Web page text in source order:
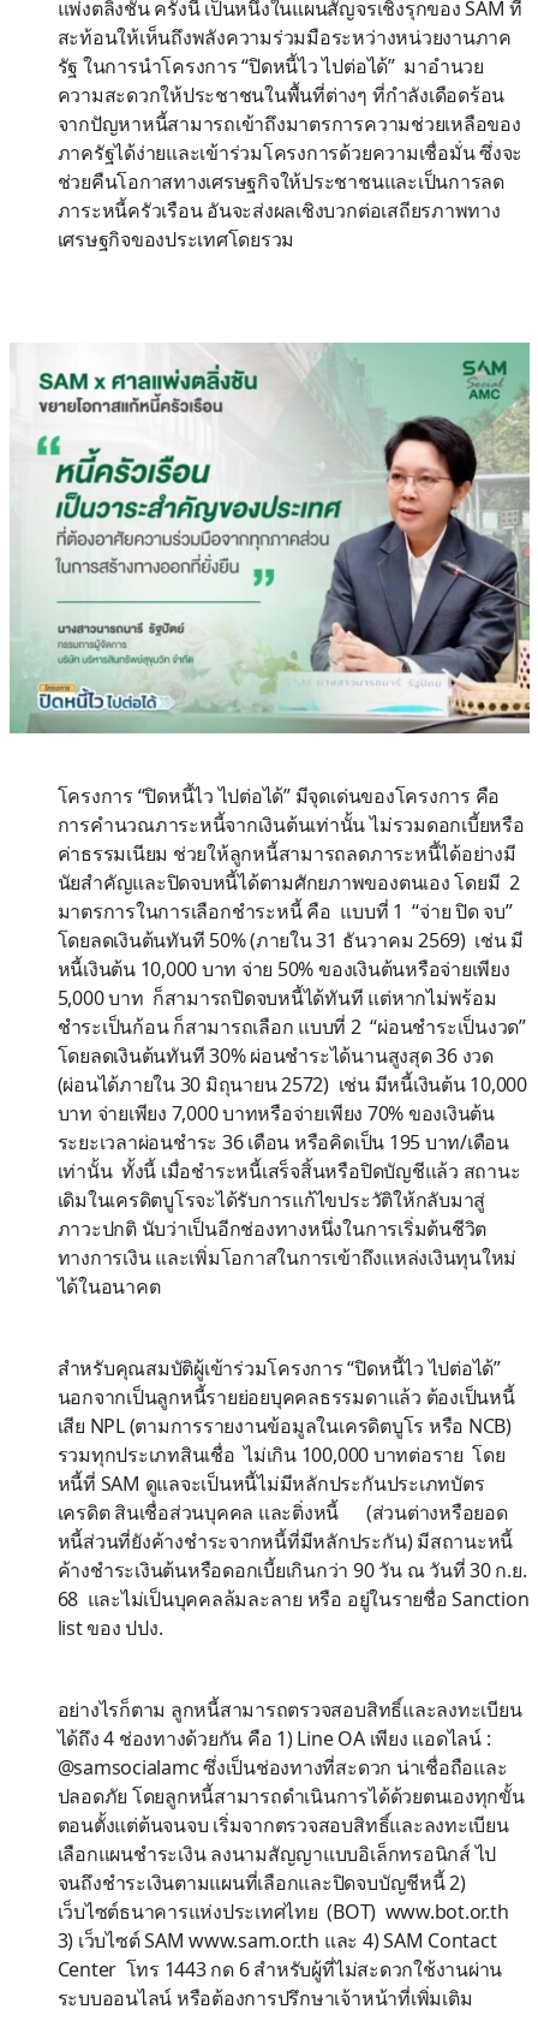
แพ่งตลิ่งชัน ครั้งนี้ เป็นหนึ่งในแผนสัญจรเชิงรุกของ SAM ที่
สะท้อนให้เห็นถึงพลังความร่วมมือระหว่างหน่วยงานภาค
รัฐ ในการนำโครงการ “ปิดหนี้ไว ไปต่อได้” มาอำนวย
ความสะดวกให้ประชาชนในพื้นที่ต่างๆ ที่กำลังเดือดร้อน
จากปัญหาหนี้สามารถเข้าถึงมาตรการความช่วยเหลือของ
ภาครัฐได้ง่ายและเข้าร่วมโครงการด้วยความเชื่อมั่น ซึ่งจะ
ช่วยคืนโอกาสทางเศรษฐกิจให้ประชาชนและเป็นการลด
ภาระหนี้ครัวเรือน อันจะส่งผลเชิงบวกต่อเสถียรภาพทาง
เศรษฐกิจของประเทศโดยรวม
โครงการ “ปิดหนี้ไว ไปต่อได้” มีจุดเด่นของโครงการ คือ
การคำนวณภาระหนี้จากเงินต้นเท่านั้น ไม่รวมดอกเบี้ยหรือ
ค่าธรรมเนียม ช่วยให้ลูกหนี้สามารถลดภาระหนี้ได้อย่างมี
นัยสำคัญและปิดจบหนี้ได้ตามศักยภาพของตนเอง โดยมี 2
มาตรการในการเลือกชำระหนี้ คือ แบบที่ 1 “จ่าย ปิด จบ”
โดยลดเงินต้นทันที 50% (ภายใน 31 ธันวาคม 2569) เช่น มี
หนี้เงินต้น 10,000 บาท จ่าย 50% ของเงินต้นหรือจ่ายเพียง
5,000 บาท ก็สามารถปิดจบหนี้ได้ทันที แต่หากไม่พร้อม
ชำระเป็นก้อน ก็สามารถเลือก แบบที่ 2 “ผ่อนชำระเป็นงวด”
โดยลดเงินต้นทันที 30% ผ่อนชำระได้นานสูงสุด 36 งวด
(ผ่อนได้ภายใน 30 มิถุนายน 2572) เช่น มีหนี้เงินต้น 10,000
บาท จ่ายเพียง 7,000 บาทหรือจ่ายเพียง 70% ของเงินต้น
ระยะเวลาผ่อนชำระ 36 เดือน หรือคิดเป็น 195 บาท/เดือน
เท่านั้น ทั้งนี้ เมื่อชำระหนี้เสร็จสิ้นหรือปิดบัญชีแล้ว สถานะ
เดิมในเครดิตบูโรจะได้รับการแก้ไขประวัติให้กลับมาสู่
ภาวะปกติ นับว่าเป็นอีกช่องทางหนึ่งในการเริ่มต้นชีวิต
ทางการเงิน และเพิ่มโอกาสในการเข้าถึงแหล่งเงินทุนใหม่
ได้ในอนาคต
สำหรับคุณสมบัติผู้เข้าร่วมโครงการ “ปิดหนี้ไว ไปต่อได้”
นอกจากเป็นลูกหนี้รายย่อยบุคคลธรรมดาแล้ว ต้องเป็นหนี้
เสีย NPL (ตามการรายงานข้อมูลในเครดิตบูโร หรือ NCB)
รวมทุกประเภทสินเชื่อ ไม่เกิน 100,000 บาทต่อราย โดย
หนี้ที่ SAM ดูแลจะเป็นหนี้ไม่มีหลักประกันประเภทบัตร
เครดิต สินเชื่อส่วนบุคคล และติ่งหนี้ (ส่วนต่างหรือยอด
หนี้ส่วนที่ยังค้างชำระจากหนี้ที่มีหลักประกัน) มีสถานะหนี้
ค้างชำระเงินต้นหรือดอกเบี้ยเกินกว่า 90 วัน ณ วันที่ 30 ก.ย.
68 และไม่เป็นบุคคลล้มละลาย หรือ อยู่ในรายชื่อ Sanction
list ของ ปปง.
อย่างไรก็ตาม ลูกหนี้สามารถตรวจสอบสิทธิ์และลงทะเบียน
ได้ถึง 4 ช่องทางด้วยกัน คือ 1) Line OA เพียง แอดไลน์ :
@samsocialamc ซึ่งเป็นช่องทางที่สะดวก น่าเชื่อถือและ
ปลอดภัย โดยลูกหนี้สามารถดำเนินการได้ด้วยตนเองทุกขั้น
ตอนตั้งแต่ต้นจนจบ เริ่มจากตรวจสอบสิทธิ์และลงทะเบียน
เลือกแผนชำระเงิน ลงนามสัญญาแบบอิเล็กทรอนิกส์ ไป
จนถึงชำระเงินตามแผนที่เลือกและปิดจบบัญชีหนี้ 2)
เว็บไซต์ธนาคารแห่งประเทศไทย (BOT) www.bot.or.th
3) เว็บไซต์ SAM www.sam.or.th และ 4) SAM Contact
Center โทร 1443 กด 6 สำหรับผู้ที่ไม่สะดวกใช้งานผ่าน
ระบบออนไลน์ หรือต้องการปรึกษาเจ้าหน้าที่เพิ่มเติม